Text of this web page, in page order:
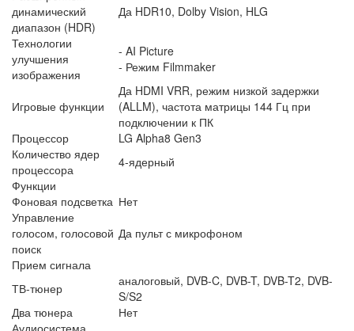
динамический
диапазон (HDR)
Да HDR10, Dolby Vision, HLG
Технологии
улучшения
изображения
- AI Picture
- Режим Filmmaker
Игровые функции
Да HDMI VRR, режим низкой задержки
(ALLM), частота матрицы 144 Гц при
подключении к ПК
Процессор
LG Alpha8 Gen3
Количество ядер
процессора
4-ядерный
Функции
Фоновая подсветка Нет
Управление
голосом, голосовой
поиск
Да пульт с микрофоном
Прием сигнала
ТВ-тюнер
аналоговый, DVB-C, DVB-T, DVB-T2, DVB-
S/S2
Два тюнера
Нет
Аудиосистема